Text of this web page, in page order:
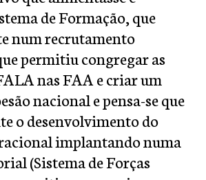
de Formação, que
num recrutamento
permitiu congregar as
nas FAA e criar um
nacional e pensa-se que
o desenvolvimento do
implantando numa
(Sistema de Forças